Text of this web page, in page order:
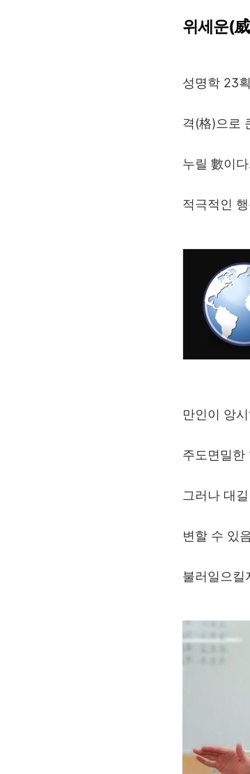
위세운(
성명학 23
격(格)으로
누릴 數이
적극적인
만인이 앙
주도면밀한
그러나 대
변할 수 있
불러일으킬